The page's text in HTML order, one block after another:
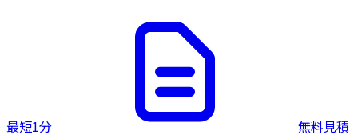
最短1分
無料見積